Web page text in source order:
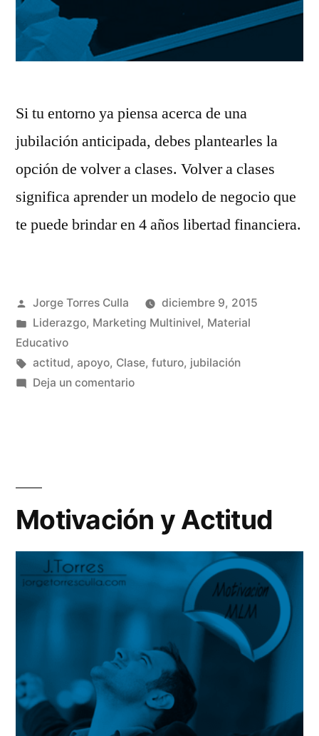
Si tu entorno ya piensa acerca de una
jubilación anticipada, debes plantearles la
opción de volver a clases. Volver a clases
significa aprender un modelo de negocio que
te puede brindar en 4 años libertad financiera.
Publicado
por
Jorge Torres Culla
diciembre 9, 2015
Publicado
en
Liderazgo, Marketing Multinivel, Material
Educativo
Etiquetas:
actitud, apoyo, Clase, futuro, jubilación
Deja un comentarioen
Motivación y Actitud